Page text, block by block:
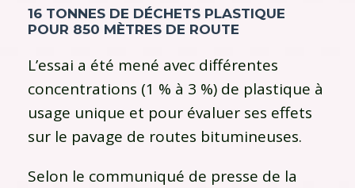
16 TONNES DE DÉCHETS PLASTIQUE
POUR 850 MÈTRES DE ROUTE
L’essai a été mené avec différentes
concentrations (1 % à 3 %) de plastique à
usage unique et pour évaluer ses effets
sur le pavage de routes bitumineuses.
Selon le communiqué de presse de la